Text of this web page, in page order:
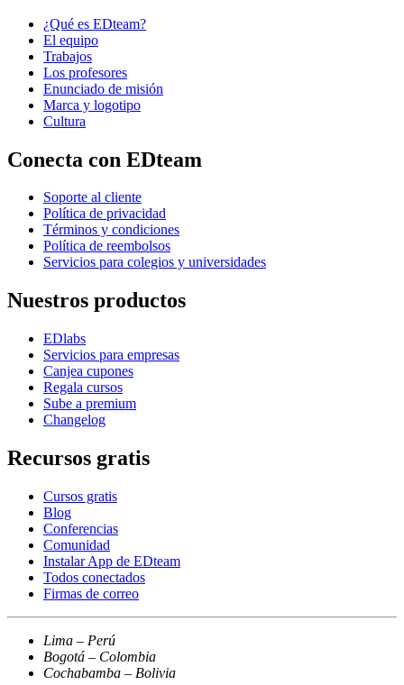
¿Qué es EDteam?
El equipo
Trabajos
Los profesores
Enunciado de misión
Marca y logotipo
Cultura
Conecta con EDteam
Soporte al cliente
Política de privacidad
Términos y condiciones
Política de reembolsos
Servicios para colegios y universidades
Nuestros productos
EDlabs
Servicios para empresas
Canjea cupones
Regala cursos
Sube a premium
Changelog
Recursos gratis
Cursos gratis
Blog
Conferencias
Comunidad
Instalar App de EDteam
Todos conectados
Firmas de correo
Lima – Perú
Bogotá – Colombia
Cochabamba – Bolivia